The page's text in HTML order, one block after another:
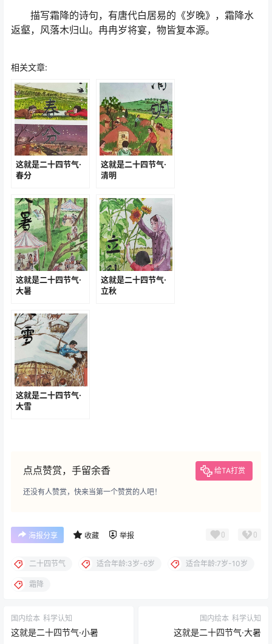
描写霜降的诗句，有唐代白居易的《岁晚》，霜降水
返壑，风落木归山。冉冉岁将宴，物皆复本源。
相关文章:
这就是二十四节气·
春分
这就是二十四节气·
清明
这就是二十四节气·
大暑
这就是二十四节气·
立秋
这就是二十四节气·
大雪
点点赞赏，手留余香 给TA打赏
还没有人赞赏，快来当第一个赞赏的人吧！
海报分享 收藏 举报 0 0
二十四节气 适合年龄:3岁-6岁 适合年龄:7岁-10岁
霜降
国内绘本 科学认知
这就是二十四节气·小暑
国内绘本 科学认知
这就是二十四节气·大暑